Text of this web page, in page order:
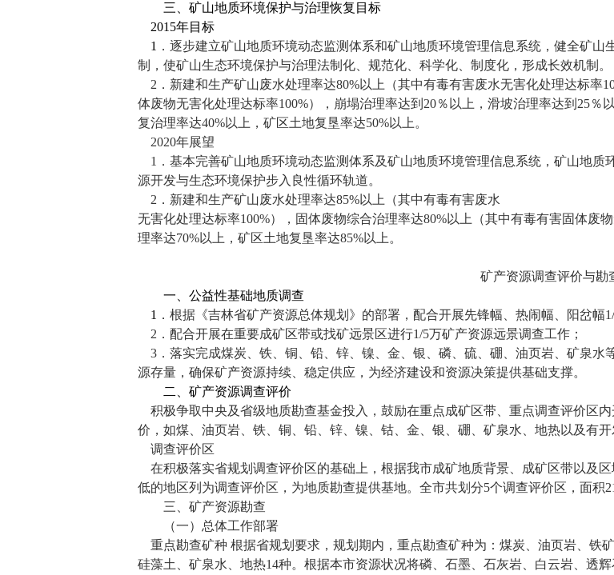
三、矿山地质环境保护与治理恢复目标
2015年目标
1 ．逐步建立矿山地质环境动态监测体系和矿山地质环境管理信息系统，健全矿
制，使矿山生态环境保护与治理法制化、规范化、科学化、制度化，形成长效机制。
2 ．新建和生产矿山废水处理率达80%以上（其中有毒有害废水无害化处理达标率
体废物无害化处理达标率100%），崩塌治理率达到 20％以上，滑坡治理率达到 25％
复治理率达40%以上，矿区土地复垦率达50%以上。
2020年展望
1 ．基本完善矿山地质环境动态监测体系及矿山地质环境管理信息系统，矿山地
源开发与生态环境保护步入良性循环轨道。
2 ．新建和生产矿山废水处理率达85%以上（其中有毒有害废水
无害化处理达标率100%），固体废物综合治理率达80%以上（其中有毒有害固体废
理率达70%以上，矿区土地复垦率达85%以上。
矿产资源调查评价与勘
一、公益性基础地质调查
1 ．根据《吉林省矿产资源总体规划》的部署，配合开展先锋幅、热闹幅、阳岔幅
2 ．配合开展在重要成矿区带或找矿远景区进行1/5万矿产资源远景调查工作；
3 ．落实完成煤炭、铁、铜、铅、锌、镍、金、银、磷、硫、硼、油页岩、矿泉
源存量，确保矿产资源持续、稳定供应，为经济建设和资源决策提供基础支撑。
二、矿产资源调查评价
积极争取中央及省级地质勘查基金投入，鼓励在重点成矿区带、重点调查评价区
价，如煤、油页岩、铁、铜、铅、锌、镍、钴、金、银、硼、矿泉水、地热以及有开
调查评价区
在积极落实省规划调查评价区的基础上，根据我市成矿地质背景、成矿区带以及
低的地区列为调查评价区，为地质勘查提供基地。全市共划分5个调查评价区，面积
三、矿产资源勘查
（一）总体工作部署
重点勘查矿种 根据省规划要求，规划期内，重点勘查矿种为：煤炭、油页岩、铁
硅藻土、矿泉水、地热14种。根据本市资源状况将磷、石墨、石灰岩、白云岩、透